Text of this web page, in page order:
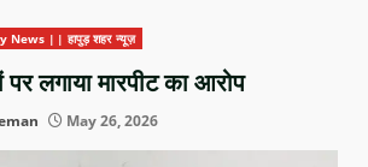
News || हापुड़ शहर न्यूज़
पर लगाया मारपीट का आरोप
May 26, 2026